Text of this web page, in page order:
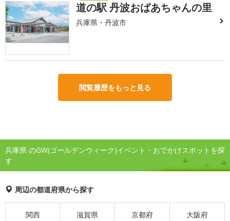
道の駅 丹波おばあちゃんの里
兵庫県・丹波市
閲覧履歴をもっと見る
兵庫県 のGW(ゴールデンウィーク)イベント・おでかけスポットを探
す
周辺の都道府県から探す
関西 滋賀県 京都府 大阪府